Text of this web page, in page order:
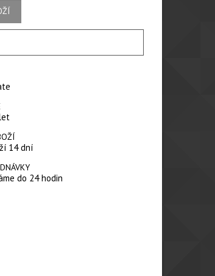
14 dní
do 24 hodin